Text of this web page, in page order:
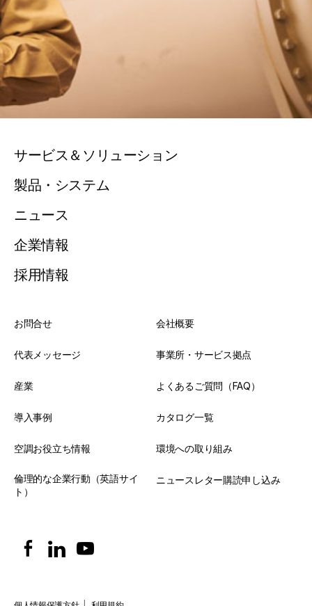
サービス＆ソリューション
製品・システム
ニュース
企業情報
採用情報
お問合せ 会社概要
代表メッセージ 事業所・サービス拠点
産業 よくあるご質問（FAQ）
導入事例 カタログ一覧
空調お役立ち情報 環境への取り組み
倫理的な企業行動（英語サイ
ト）
ニュースレター購読申し込み